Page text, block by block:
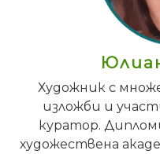
Художник с
изложби и
куратор.
художествена